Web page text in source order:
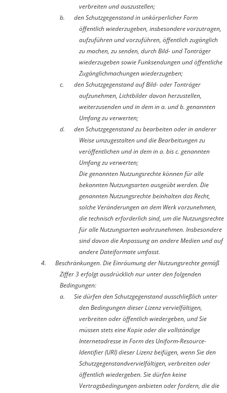
verbreiten und auszustellen;
b.
den Schutzgegenstand in unkörperlicher Form
öffentlich wiederzugeben, insbesondere vorzutragen,
aufzuführen und vorzuführen, öffentlich zugänglich
zu machen, zu senden, durch Bild- und Tonträger
wiederzugeben sowie Funksendungen und öffentliche
Zugänglichmachungen wiederzugeben;
c.
den Schutzgegenstand auf Bild- oder Tonträger
aufzunehmen, Lichtbilder davon herzustellen,
weiterzusenden und in dem in a. und b. genannten
Umfang zu verwerten;
d.
den Schutzgegenstand zu bearbeiten oder in anderer
Weise umzugestalten und die Bearbeitungen zu
veröffentlichen und in dem in a. bis c. genannten
Umfang zu verwerten;
Die genannten Nutzungsrechte können für alle
bekannten Nutzungsarten ausgeübt werden. Die
genannten Nutzungsrechte beinhalten das Recht,
solche Veränderungen an dem Werk vorzunehmen,
die technisch erforderlich sind, um die Nutzungsrechte
für alle Nutzungsarten wahrzunehmen. Insbesondere
sind davon die Anpassung an andere Medien und auf
andere Dateiformate umfasst.
4. Beschränkungen. Die Einräumung der Nutzungsrechte gemäß
Ziffer 3 erfolgt ausdrücklich nur unter den folgenden
Bedingungen:
a.
Sie dürfen den Schutzgegenstand ausschließlich unter
den Bedingungen dieser Lizenz vervielfältigen,
verbreiten oder öffentlich wiedergeben, und Sie
müssen stets eine Kopie oder die vollständige
Internetadresse in Form des Uniform-Resource-
Identifier (URI) dieser Lizenz beifügen, wenn Sie den
Schutzgegenstandvervielfältigen, verbreiten oder
öffentlich wiedergeben. Sie dürfen keine
Vertragsbedingungen anbieten oder fordern, die die